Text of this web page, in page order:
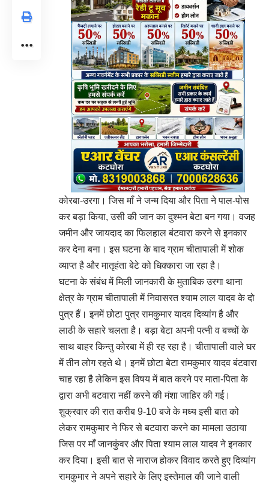
कोरबा-उरगा। जिस मॉं ने जन्म दिया और पिता ने पाल-पोस
कर बड़ा किया, उसी की जान का दुश्मन बेटा बन गया। वजह
जमीन और जायदाद का फिलहाल बंटवारा करने से इनकार
कर देना बना। इस घटना के बाद ग्राम चीतापाली में शोक
व्याप्त है और मातृहंता बेटे को धिक्कारा जा रहा है।
घटना के संबंध में मिली जानकारी के मुताबिक उरगा थाना
क्षेत्र के ग्राम चीतापाली में निवासरत श्याम लाल यादव के दो
पुत्र हैं। इनमें छोटा पुत्र रामकुमार यादव दिव्यांग है और
लाठी के सहारे चलता है। बड़ा बेटा अपनी पत्नी व बच्चों के
साथ बाहर किन्तु कोरबा में ही रह रहा है। चीतापाली वाले घर
में तीन लोग रहते थे। इनमें छोटा बेटा रामकुमार यादव बंटवारा
चाह रहा है लेकिन इस विषय में बात करने पर माता-पिता के
द्वारा अभी बटवारा नहीं करने की मंशा जाहिर की गई।
शुक्रवार की रात करीब 9-10 बजे के मध्य इसी बात को
लेकर रामकुमार ने फिर से बटवारा करने का मामला उठाया
जिस पर माँ जानकुंवर और पिता श्याम लाल यादव ने इनकार
कर दिया। इसी बात से नाराज होकर विवाद करते हुए दिव्यांग
रामकुमार ने अपने सहारे के लिए इस्तेमाल की जाने वाली